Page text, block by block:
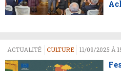
ACTUALITÉ CULTURE 11/09/2025 À